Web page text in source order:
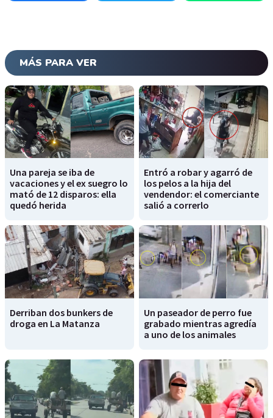
MÁS PARA VER
Una pareja se iba de
vacaciones y el ex suegro lo
mató de 12 disparos: ella
quedó herida
Entró a robar y agarró de
los pelos a la hija del
vendendor: el comerciante
salió a correrlo
Derriban dos bunkers de
droga en La Matanza
Un paseador de perro fue
grabado mientras agredía
a uno de los animales